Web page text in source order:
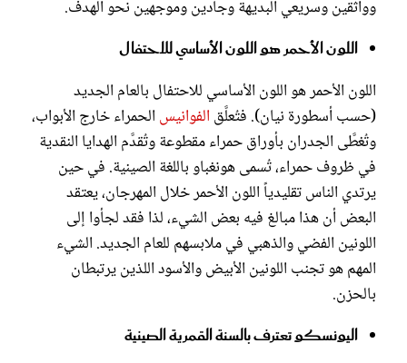
وواثقين وسريعي البديهة وجادين وموجهين نحو الهدف.
اللون الأحمر هو اللون الأساسي للاحتفال
اللون الأحمر هو اللون الأساسي للاحتفال بالعام الجديد
(حسب أسطورة نيان). فتُعلَّق الفوانيس الحمراء خارج الأبواب،
وتُغطَّى الجدران بأوراق حمراء مقطوعة وتُقدَّم الهدايا النقدية
في ظروف حمراء، تُسمى هونغباو باللغة الصينية. في حين
يرتدي الناس تقليدياً اللون الأحمر خلال المهرجان، يعتقد
البعض أن هذا مبالغ فيه بعض الشيء، لذا فقد لجأوا إلى
اللونين الفضي والذهبي في ملابسهم للعام الجديد. الشيء
المهم هو تجنب اللونين الأبيض والأسود اللذين يرتبطان
بالحزن.
اليونسكو تعترف بالسنة القمرية الصينية